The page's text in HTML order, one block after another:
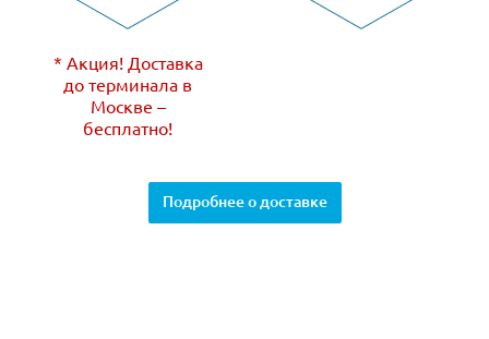
* Акция! Доставка
до терминала в
Москве –
бесплатно!
Подробнее о доставке